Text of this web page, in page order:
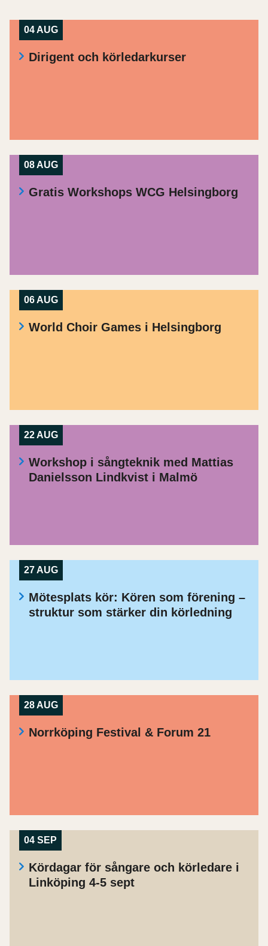
04 AUG
Dirigent och körledarkurser
08 AUG
Gratis Workshops WCG Helsingborg
06 AUG
World Choir Games i Helsingborg
22 AUG
Workshop i sångteknik med Mattias
Danielsson Lindkvist i Malmö
27 AUG
Mötesplats kör: Kören som förening –
struktur som stärker din körledning
28 AUG
Norrköping Festival & Forum 21
04 SEP
Kördagar för sångare och körledare i
Linköping 4-5 sept